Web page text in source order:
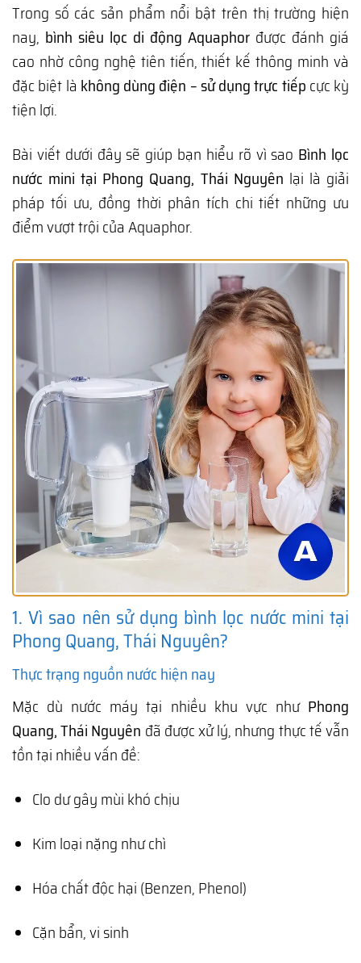
Trong số các sản phẩm nổi bật trên thị trường hiện
nay, bình siêu lọc di động Aquaphor được đánh giá
cao nhờ công nghệ tiên tiến, thiết kế thông minh và
đặc biệt là không dùng điện – sử dụng trực tiếp cực kỳ
tiện lợi.
Bài viết dưới đây sẽ giúp bạn hiểu rõ vì sao Bình lọc
nước mini tại Phong Quang, Thái Nguyên lại là giải
pháp tối ưu, đồng thời phân tích chi tiết những ưu
điểm vượt trội của Aquaphor.
1. Vì sao nên sử dụng bình lọc nước mini tại
Phong Quang, Thái Nguyên?
Thực trạng nguồn nước hiện nay
Mặc dù nước máy tại nhiều khu vực như Phong
Quang, Thái Nguyên đã được xử lý, nhưng thực tế vẫn
tồn tại nhiều vấn đề:
Clo dư gây mùi khó chịu
Kim loại nặng như chì
Hóa chất độc hại (Benzen, Phenol)
Cặn bẩn, vi sinh